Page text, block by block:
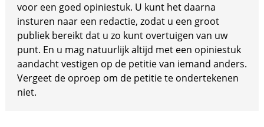
voor een goed opiniestuk. U kunt het daarna
insturen naar een redactie, zodat u een groot
publiek bereikt dat u zo kunt overtuigen van uw
punt. En u mag natuurlijk altijd met een opiniestuk
aandacht vestigen op de petitie van iemand anders.
Vergeet de oproep om de petitie te ondertekenen
niet.